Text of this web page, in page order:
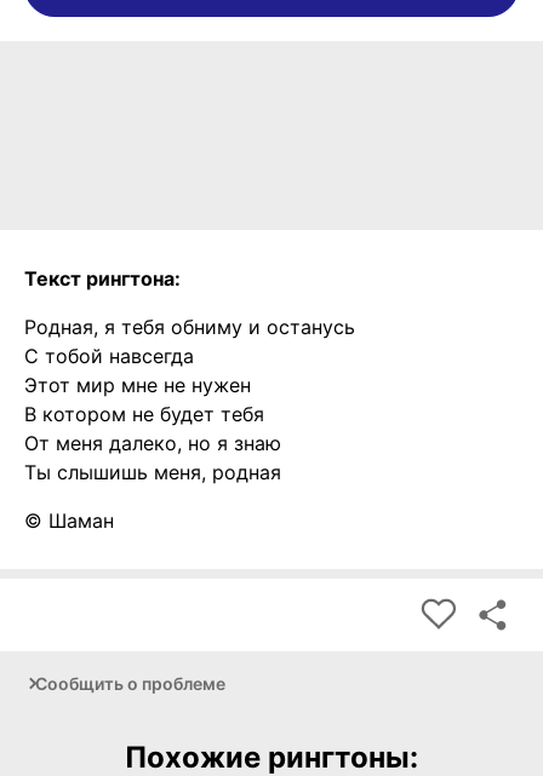
Текст рингтона:
Родная, я тебя обниму и останусь
С тобой навсегда
Этот мир мне не нужен
В котором не будет тебя
От меня далеко, но я знаю
Ты слышишь меня, родная
© Шаман
Сообщить о проблеме
Похожие рингтоны: